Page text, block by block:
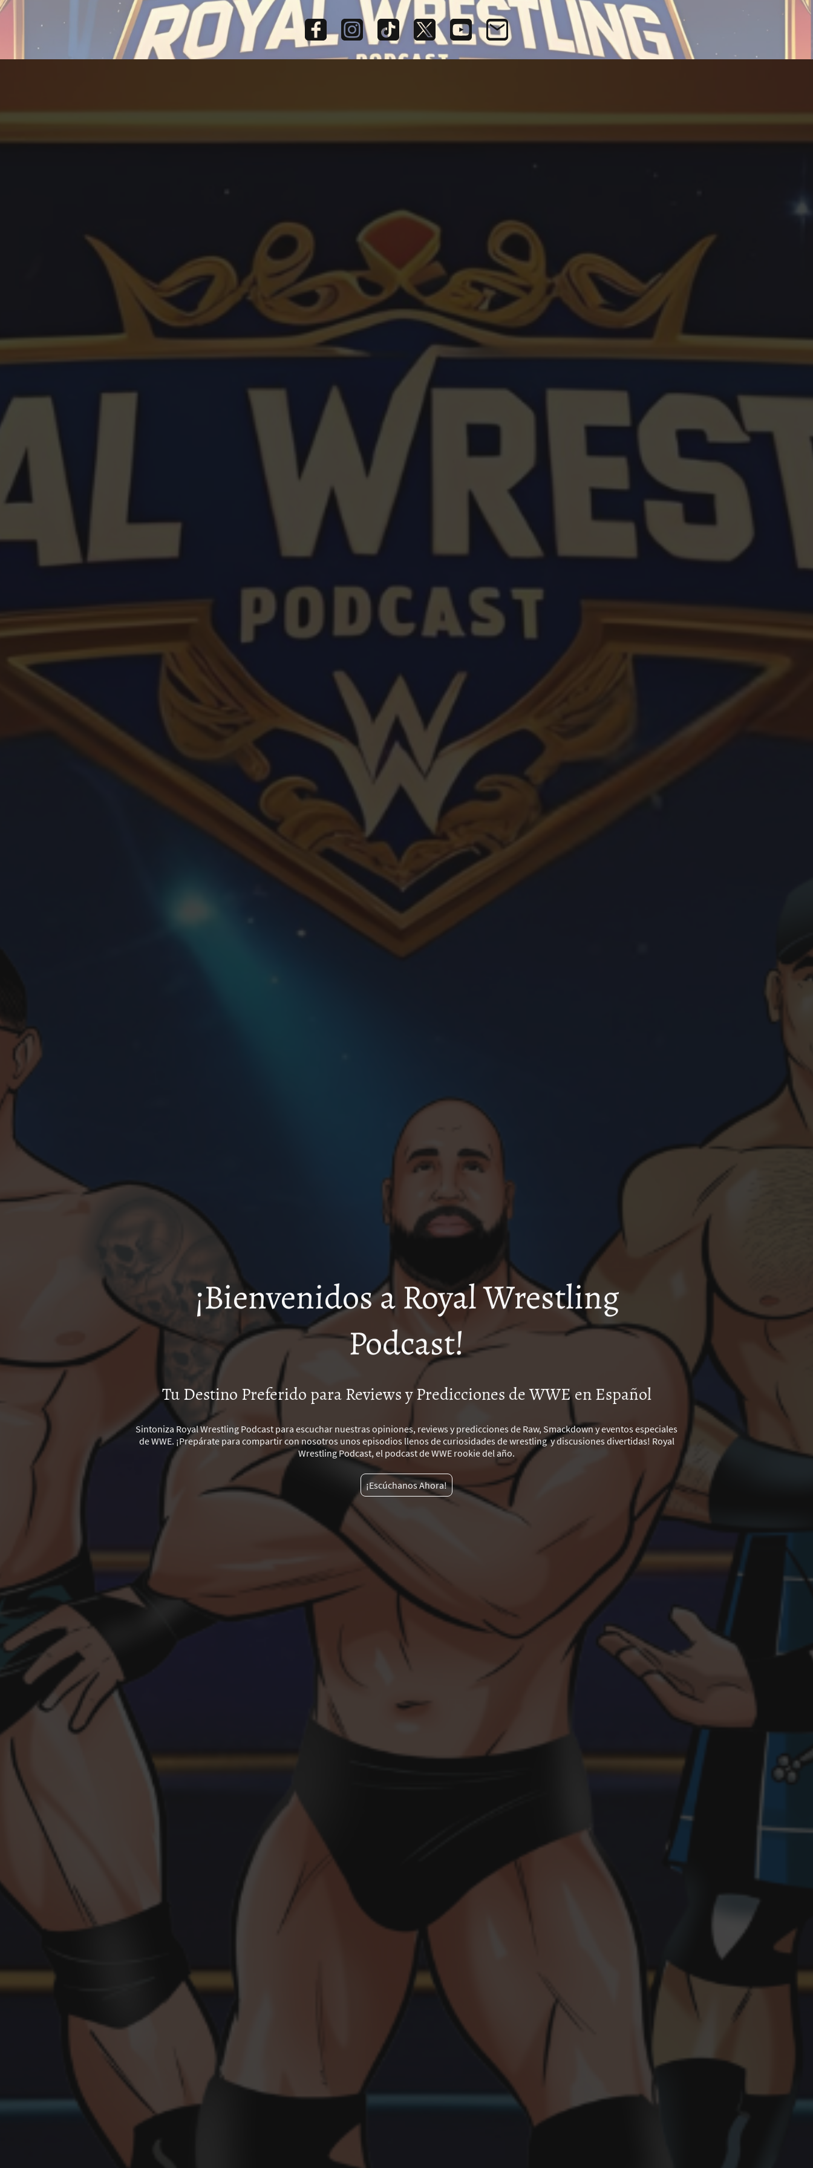
¡Bienvenidos a Royal Wrestling
Podcast!
Tu Destino Preferido para Reviews y Predicciones de WWE en Español
Sintoniza Royal Wrestling Podcast para escuchar nuestras opiniones, reviews y predicciones de Raw, Smackdown y eventos especiales
de WWE. ¡Prepárate para compartir con nosotros unos episodios llenos de curiosidades de wrestling y discusiones divertidas! Royal
Wrestling Podcast, el podcast de WWE rookie del año.
¡Escúchanos Ahora!